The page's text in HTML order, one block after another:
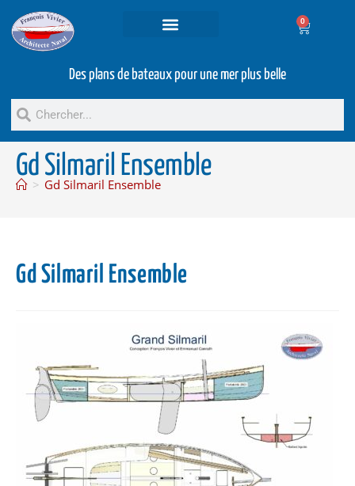
0
Des plans de bateaux pour une mer plus belle
Gd Silmaril Ensemble
> Gd Silmaril Ensemble
Gd Silmaril Ensemble